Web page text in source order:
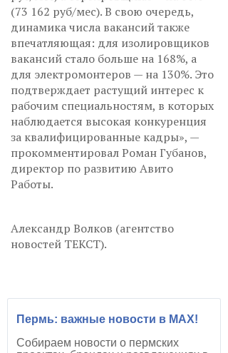
(73 162 руб/мес). В свою очередь,
динамика числа вакансий также
впечатляющая: для изолировщиков
вакансий стало больше на 168%, а
для электромонтеров — на 130%. Это
подтверждает растущий интерес к
рабочим специальностям, в которых
наблюдается высокая конкуренция
за квалифицированные кадры», —
прокомментировал Роман Губанов,
директор по развитию Авито
Работы.
Александр Волков (агентство
новостей ТЕКСТ).
Пермь: важные новости в MAX!
Собираем новости о пермских